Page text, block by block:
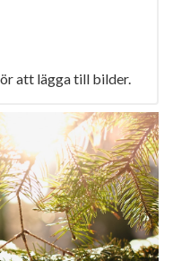
att lägga till bilder.